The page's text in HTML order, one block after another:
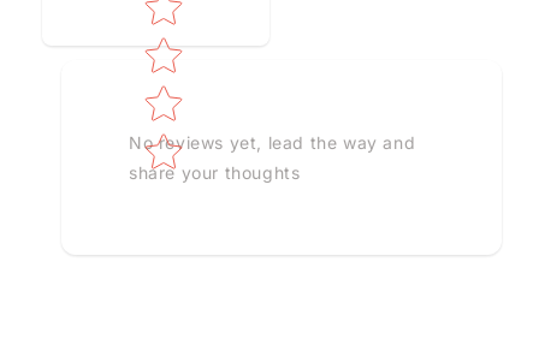
No reviews yet, lead the way and
share your thoughts